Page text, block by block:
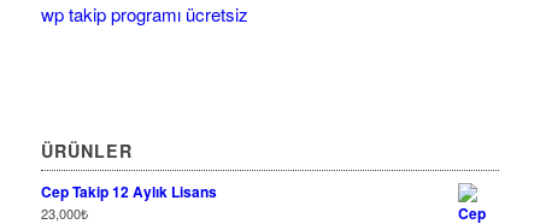
wp takip programı ücretsiz
ÜRÜNLER
Cep Takip 12 Aylık Lisans
23,000₺